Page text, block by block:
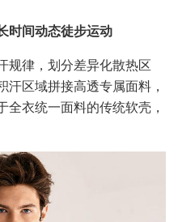
时间动态徒步运动
规律，划分差异化散热区
区域拼接高透专属面料，
衣统一面料的传统软壳，